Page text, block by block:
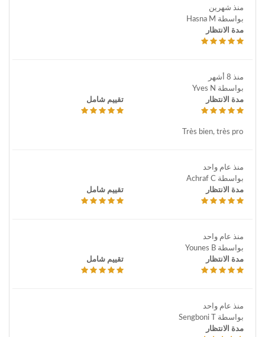
منذ شهرين
بواسطة Hasna M
مدة الانتظار
منذ 8 أشهر
بواسطة Yves N
مدة الانتظار
تقييم شامل
Très bien, très pro
منذ عام واحد
بواسطة Achraf C
مدة الانتظار
تقييم شامل
منذ عام واحد
بواسطة Younes B
مدة الانتظار
تقييم شامل
منذ عام واحد
بواسطة Sengboni T
مدة الانتظار